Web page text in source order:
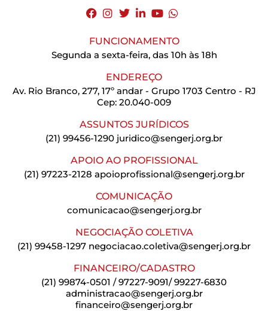
FUNCIONAMENTO
Segunda a sexta-feira, das 10h às 18h
ENDEREÇO
Av. Rio Branco, 277, 17º andar - Grupo 1703 Centro - RJ
Cep: 20.040-009
ASSUNTOS JURÍDICOS
(21) 99456-1290 juridico@sengerj.org.br
APOIO AO PROFISSIONAL
(21) 97223-2128 apoioprofissional@sengerj.org.br
COMUNICAÇÃO
comunicacao@sengerj.org.br
NEGOCIAÇÃO COLETIVA
(21) 99458-1297 negociacao.coletiva@sengerj.org.br
FINANCEIRO/CADASTRO
(21) 99874-0501 / 97227-9091/ 99227-6830
administracao@sengerj.org.br
financeiro@sengerj.org.br